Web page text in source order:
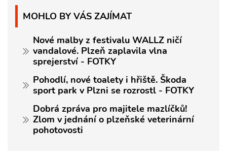
MOHLO BY VÁS ZAJÍMAT
Nové malby z festivalu WALLZ ničí
vandalové. Plzeň zaplavila vlna
sprejerství - FOTKY
Pohodlí, nové toalety i hřiště. Škoda
sport park v Plzni se rozrostl - FOTKY
Dobrá zpráva pro majitele mazlíčků!
Zlom v jednání o plzeňské veterinární
pohotovosti